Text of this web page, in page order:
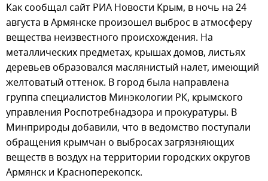
Как сообщал сайт РИА Новости Крым, в ночь на 24
августа в Армянске произошел выброс в атмосферу
вещества неизвестного происхождения. На
металлических предметах, крышах домов, листьях
деревьев образовался маслянистый налет, имеющий
желтоватый оттенок. В город была направлена
группа специалистов Минэкологии РК, крымского
управления Роспотребнадзора и прокуратуры. В
Минприроды добавили, что в ведомство поступали
обращения крымчан о выбросах загрязняющих
веществ в воздух на территории городских округов
Армянск и Красноперекопск.